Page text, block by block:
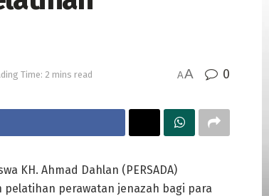
Time: 2 mins read AA 0
KH. Ahmad Dahlan (PERSADA)
pelatihan perawatan jenazah bagi para